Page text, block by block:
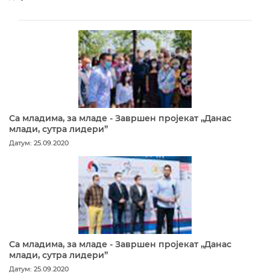
Са младима, за младе - Завршен пројекат „Данас
млади, сутра лидери”
Датум: 25.09.2020
Са младима, за младе - Завршен пројекат „Данас
млади, сутра лидери”
Датум: 25.09.2020